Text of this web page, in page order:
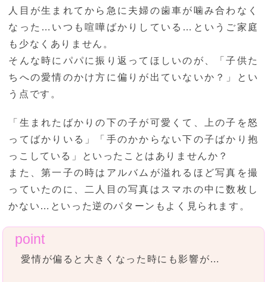
人目が生まれてから急に夫婦の歯車が噛み合わなく
なった…いつも喧嘩ばかりしている…というご家庭
も少なくありません。
そんな時にパパに振り返ってほしいのが、「子供た
ちへの愛情のかけ方に偏りが出ていないか？」とい
う点です。
「生まれたばかりの下の子が可愛くて、上の子を怒
ってばかりいる」「手のかからない下の子ばかり抱
っこしている」といったことはありませんか？
また、第一子の時はアルバムが溢れるほど写真を撮
っていたのに、二人目の写真はスマホの中に数枚し
かない…といった逆のパターンもよく見られます。
愛情が偏ると大きくなった時にも影響が…